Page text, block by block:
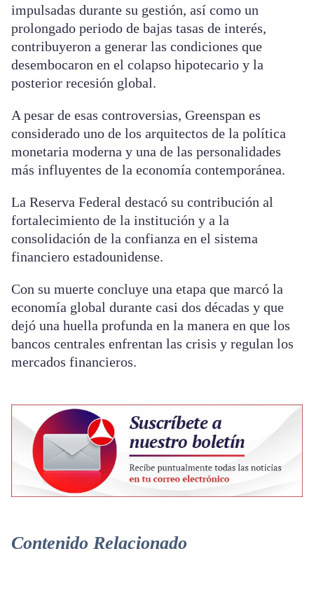
impulsadas durante su gestión, así como un
prolongado periodo de bajas tasas de interés,
contribuyeron a generar las condiciones que
desembocaron en el colapso hipotecario y la
posterior recesión global.
A pesar de esas controversias, Greenspan es
considerado uno de los arquitectos de la política
monetaria moderna y una de las personalidades
más influyentes de la economía contemporánea.
La Reserva Federal destacó su contribución al
fortalecimiento de la institución y a la
consolidación de la confianza en el sistema
financiero estadounidense.
Con su muerte concluye una etapa que marcó la
economía global durante casi dos décadas y que
dejó una huella profunda en la manera en que los
bancos centrales enfrentan las crisis y regulan los
mercados financieros.
Contenido Relacionado